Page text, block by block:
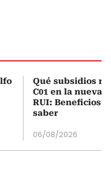
Qué subsidios
C01 en la nueva
RUI: Beneficios
saber
06/08/2026